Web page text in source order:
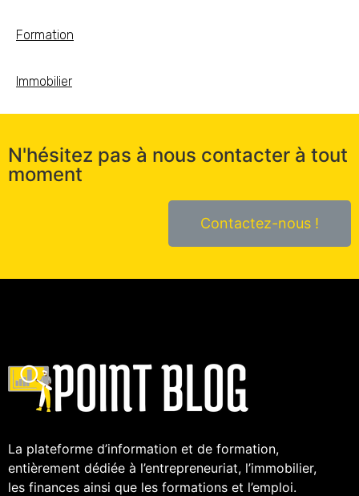
Formation
Immobilier
N'hésitez pas à nous contacter à tout
moment
Contactez-nous !
La plateforme d’information et de formation,
entièrement dédiée à l’entrepreneuriat, l’immobilier,
les finances ainsi que les formations et l’emploi.